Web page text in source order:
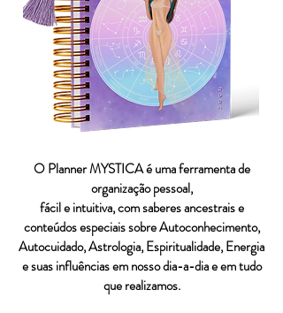
O Planner MYSTICA é uma ferramenta de
organização pessoal,
fácil e intuitiva, com saberes ancestrais e
conteúdos especiais sobre Autoconhecimento,
Autocuidado, Astrologia, Espiritualidade, Energia
e suas influências em nosso dia-a-dia e em tudo
que realizamos.